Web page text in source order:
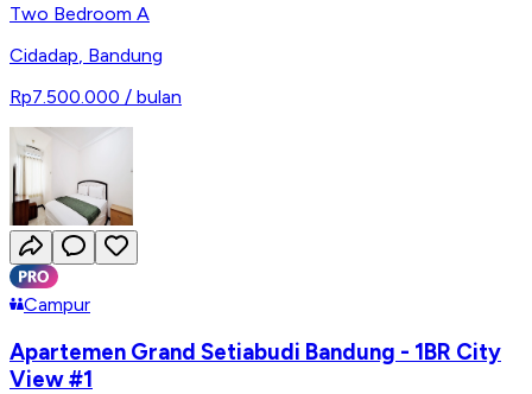
Two Bedroom A
Cidadap, Bandung
Rp7.500.000 / bulan
Campur
Apartemen Grand Setiabudi Bandung - 1BR City
View #1